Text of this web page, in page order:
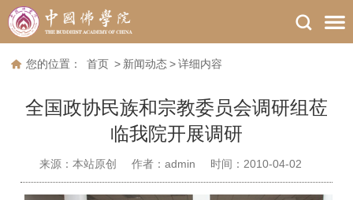
您的位置： 首页 > 新闻动态 > 详细内容
全国政协民族和宗教委员会调研组莅
临我院开展调研
来源： 本站原创 作者： admin 时间：2010-04-02